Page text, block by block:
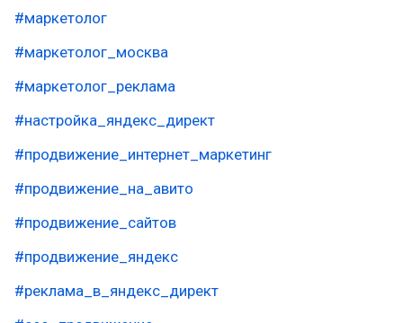
#маркетолог
#маркетолог_москва
#маркетолог_реклама
#настройка_яндекс_директ
#продвижение_интернет_маркетинг
#продвижение_на_авито
#продвижение_сайтов
#продвижение_яндекс
#реклама_в_яндекс_директ